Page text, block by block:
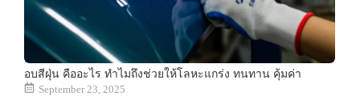
อบสีฝุ่น คืออะไร ทำไมถึงช่วยให้โลหะแกร่ง ทนทาน คุ้มค่า
September 23, 2025